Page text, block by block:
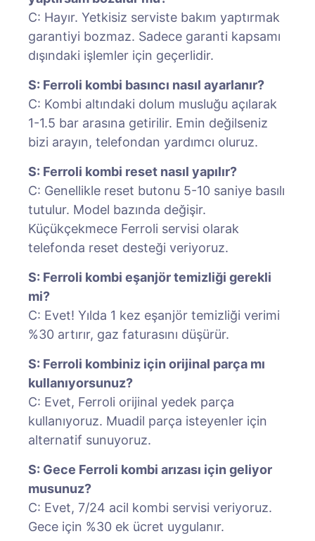
C: Hayır. Yetkisiz serviste bakım yaptırmak
garantiyi bozmaz. Sadece garanti kapsamı
dışındaki işlemler için geçerlidir.
S: Ferroli kombi basıncı nasıl ayarlanır?
C: Kombi altındaki dolum musluğu açılarak
1-1.5 bar arasına getirilir. Emin değilseniz
bizi arayın, telefondan yardımcı oluruz.
S: Ferroli kombi reset nasıl yapılır?
C: Genellikle reset butonu 5-10 saniye basılı
tutulur. Model bazında değişir.
Küçükçekmece Ferroli servisi olarak
telefonda reset desteği veriyoruz.
S: Ferroli kombi eşanjör temizliği gerekli
mi?
C: Evet! Yılda 1 kez eşanjör temizliği verimi
%30 artırır, gaz faturasını düşürür.
S: Ferroli kombiniz için orijinal parça mı
kullanıyorsunuz?
C: Evet, Ferroli orijinal yedek parça
kullanıyoruz. Muadil parça isteyenler için
alternatif sunuyoruz.
S: Gece Ferroli kombi arızası için geliyor
musunuz?
C: Evet, 7/24 acil kombi servisi veriyoruz.
Gece için %30 ek ücret uygulanır.